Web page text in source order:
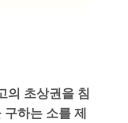
의 초상권을 침
하는 소를 제